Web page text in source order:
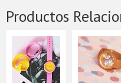
Productos